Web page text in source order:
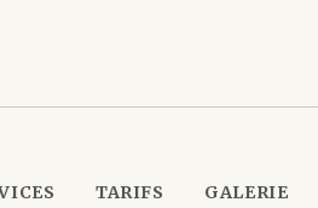
TARIFS GALERIE